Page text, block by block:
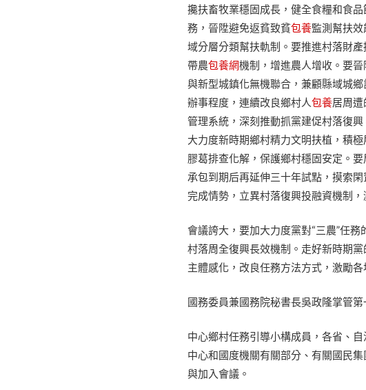
攙扶畜牧業穩固成長，健全食糧和食
務，晉陞避免返貧致貧包養監測幫扶
域分層分類幫扶軌制。要推進村落財
帶農包養網機制，增進農人增收。要
與新型城鎮化無機聯合，兼顧縣域城
辦事程度，連續改良鄉村人包養居周
管理系統，深刻推動抓黨建促村落復
大力度新時期鄉村精力文明扶植，積
膠葛排查化解，保護鄉村穩固安定。
承包到期后再延伸三十年試點，摸索
完成情勢，立異村落復興投融資機制，
會議誇大，要加大力度黨對“三農”任
村落周全復興長效機制。走好新時期
主體感化，改良任務方法方式，激勵
國務委員兼國務院秘書長吳政隆掌管第
中心鄉村任務引導小構成員，各省、
中心和國度機關有關部分、有關國民
與加入會議。